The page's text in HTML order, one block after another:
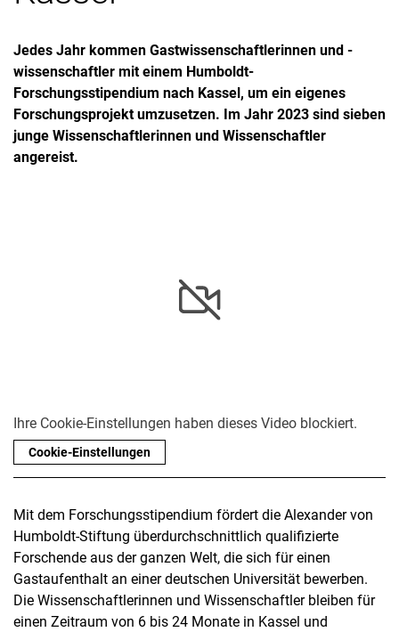
Jedes Jahr kommen Gastwissenschaftlerinnen und -
wissenschaftler mit einem Humboldt-
Forschungsstipendium nach Kassel, um ein eigenes
Forschungsprojekt umzusetzen. Im Jahr 2023 sind sieben
junge Wissenschaftlerinnen und Wissenschaftler
angereist.
Ihre Cookie-Einstellungen haben dieses Video blockiert.
Cookie-Einstellungen
Mit dem Forschungsstipendium fördert die Alexander von
Humboldt‐Stiftung überdurchschnittlich qualifizierte
Forschende aus der ganzen Welt, die sich für einen
Gastaufenthalt an einer deutschen Universität bewerben.
Die Wissenschaftlerinnen und Wissenschaftler bleiben für
einen Zeitraum von 6 bis 24 Monate in Kassel und